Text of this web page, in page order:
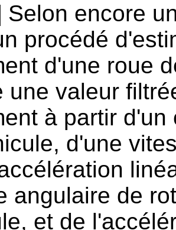
Selon encore
procédé
d'une roue
une valeur
à partir
d'une
angulaire de
et de